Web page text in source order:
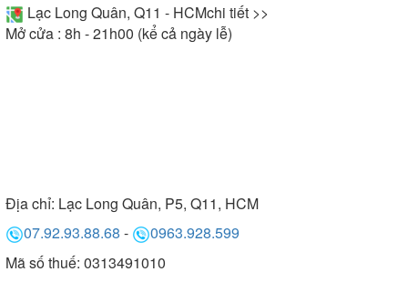
Lạc Long Quân, Q11 - HCMchi tiết >>
Mở cửa : 8h - 21h00 (kể cả ngày lễ)
Địa chỉ: Lạc Long Quân, P5, Q11, HCM
07.92.93.88.68 -
0963.928.599
Mã số thuế: 0313491010